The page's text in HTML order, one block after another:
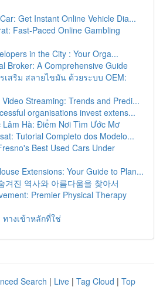
Get Instant Online Vehicle Dia...
Fast-Paced Online Gambling
in the City : Your Orga...
Broker: A Comprehensive Guide
เสริม สลายไขมัน ด้วยระบบ OEM:
Streaming: Trends and Predi...
organisations invest extens...
Lâm Hà: Điểm Nơi Tìm Ước Mơ
Tutorial Completo dos Modelo...
Best Used Cars Under
Extensions: Your Guide to Plan...
겨진 역사와 아름다움을 찾아서
Premier Physical Therapy
ทางเข้าหลักที่ใช่
Search | Live | Tag Cloud | Top